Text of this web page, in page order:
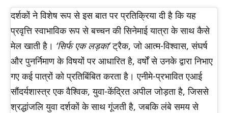
दर्शकों ने विशेष रूप से इस बात पर प्रतिक्रिया दी है कि यह
प्रवृत्ति स्वाभाविक रूप से बच्चन की सिनेमाई यात्रा के साथ कैसे
मेल खाती है। ‘सिर्फ एक लड़का’ट्रैक, जो आत्म-विश्वास, संघर्ष
और पुनर्निमाण के विषयों पर आधारित है, वर्षों से उनके द्वारा निभाए
गए कई पात्रों को प्रतिबिंबित करता है। एनीमे-प्रभावित एआई
सौंदर्यशास्त्र एक वैश्विक, युवा-केंद्रित अपील जोड़ता है, जिससे
श्रद्धांजलि युवा दर्शकों के साथ गूंजती है, जबकि लंबे समय से